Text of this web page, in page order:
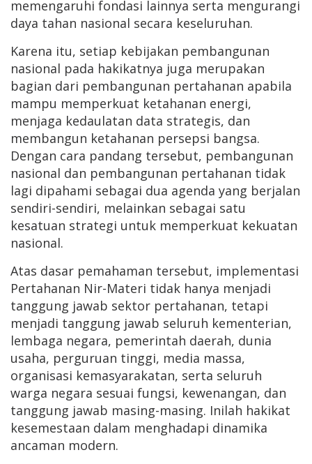
memengaruhi fondasi lainnya serta mengurangi
daya tahan nasional secara keseluruhan.
Karena itu, setiap kebijakan pembangunan
nasional pada hakikatnya juga merupakan
bagian dari pembangunan pertahanan apabila
mampu memperkuat ketahanan energi,
menjaga kedaulatan data strategis, dan
membangun ketahanan persepsi bangsa.
Dengan cara pandang tersebut, pembangunan
nasional dan pembangunan pertahanan tidak
lagi dipahami sebagai dua agenda yang berjalan
sendiri-sendiri, melainkan sebagai satu
kesatuan strategi untuk memperkuat kekuatan
nasional.
Atas dasar pemahaman tersebut, implementasi
Pertahanan Nir-Materi tidak hanya menjadi
tanggung jawab sektor pertahanan, tetapi
menjadi tanggung jawab seluruh kementerian,
lembaga negara, pemerintah daerah, dunia
usaha, perguruan tinggi, media massa,
organisasi kemasyarakatan, serta seluruh
warga negara sesuai fungsi, kewenangan, dan
tanggung jawab masing-masing. Inilah hakikat
kesemestaan dalam menghadapi dinamika
ancaman modern.